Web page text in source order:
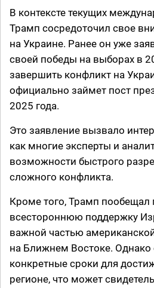
В контексте текущих
Трамп сосредоточил свое
на Украине. Ранее он уже
своей победы на выборах в
завершить конфликт на
официально займет пост
2025 года.
Это заявление вызвало
как многие эксперты и
возможности быстрого
сложного конфликта.
Кроме того, Трамп пообещал
всестороннюю поддержку
важной частью
на Ближнем Востоке. Однако
конкретные сроки для
регионе, что может